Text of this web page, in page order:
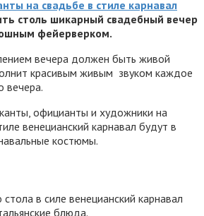
столь шикарный свадебный вечер
фейерверком.
вечера должен быть живой
красивым живым звуком каждое
вечера.
официанты и художники на
венецианский карнавал будут в
костюмы.
в силе венецианский карнавал
блюда.